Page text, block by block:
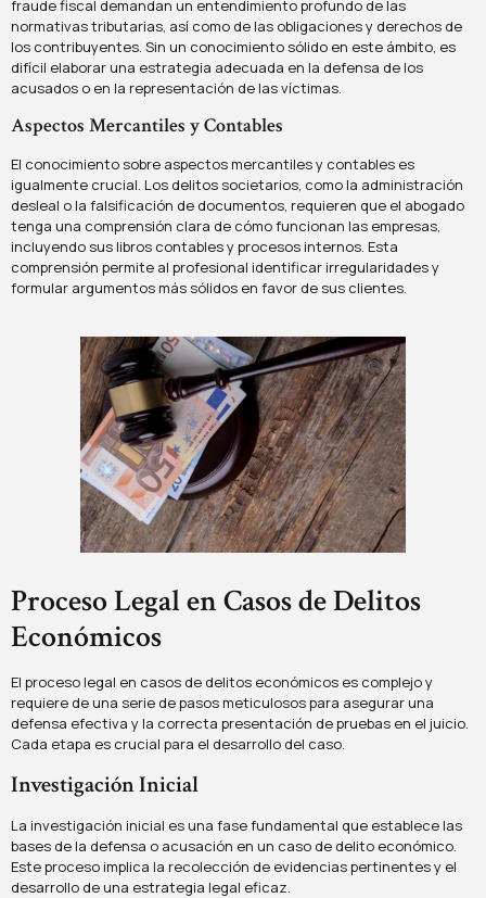
fraude fiscal demandan un entendimiento profundo de las
normativas tributarias, así como de las obligaciones y derechos de
los contribuyentes. Sin un conocimiento sólido en este ámbito, es
difícil elaborar una estrategia adecuada en la defensa de los
acusados o en la representación de las víctimas.
Aspectos Mercantiles y Contables
El conocimiento sobre aspectos mercantiles y contables es
igualmente crucial. Los delitos societarios, como la administración
desleal o la falsificación de documentos, requieren que el abogado
tenga una comprensión clara de cómo funcionan las empresas,
incluyendo sus libros contables y procesos internos. Esta
comprensión permite al profesional identificar irregularidades y
formular argumentos más sólidos en favor de sus clientes.
Proceso Legal en Casos de Delitos
Económicos
El proceso legal en casos de delitos económicos es complejo y
requiere de una serie de pasos meticulosos para asegurar una
defensa efectiva y la correcta presentación de pruebas en el juicio.
Cada etapa es crucial para el desarrollo del caso.
Investigación Inicial
La investigación inicial es una fase fundamental que establece las
bases de la defensa o acusación en un caso de delito económico.
Este proceso implica la recolección de evidencias pertinentes y el
desarrollo de una estrategia legal eficaz.